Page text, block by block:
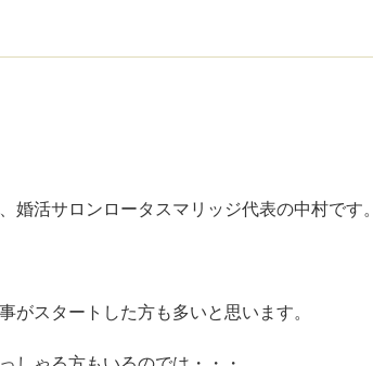
婚活サロンロータスマリッジ代表の中村です。
がスタートした方も多いと思います。